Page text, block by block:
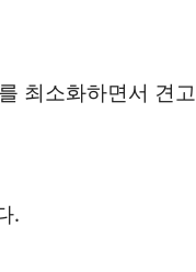
최소화하면서 견고
.